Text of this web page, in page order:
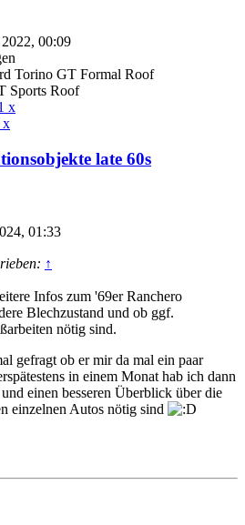
00:09
Torino GT Formal Roof
Sports Roof
x
x
late 60s
01:33
↑
Infos zum '69er Ranchero
Blechzustand und ob ggf.
nötig sind.
gefragt ob er mir da mal ein paar
in einem Monat hab ich dann
einen besseren Überblick über die
einzelnen Autos nötig sind